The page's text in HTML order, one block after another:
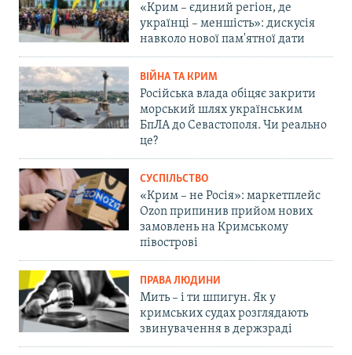
«Крим – єдиний регіон, де
українці – меншість»: дискусія
навколо нової пам'ятної дати
ВІЙНА ТА КРИМ
Російська влада обіцяє закрити
морський шлях українським
БпЛА до Севастополя. Чи реально
це?
СУСПІЛЬСТВО
«Крим – не Росія»: маркетплейс
Ozon припинив прийом нових
замовлень на Кримському
півострові
ПРАВА ЛЮДИНИ
Мить – і ти шпигун. Як у
кримських судах розглядають
звинувачення в держзраді